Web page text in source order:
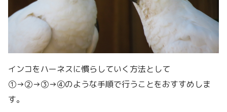
インコをハーネスに慣らしていく方法として
①→②→③→④のような手順で行うことをおすすめしま
す。